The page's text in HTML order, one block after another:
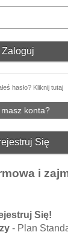
hasło? Kliknij tutaj
masz konta?
Się
i
Się!
- Plan